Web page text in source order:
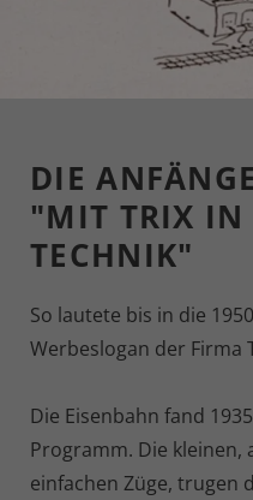
DIE ANFÄNGE
"MIT TRIX IN
TECHNIK"
So lautete bis in die
Werbeslogan der Firma
Die Eisenbahn fand
Programm. Die kleinen,
einfachen Züge, trugen